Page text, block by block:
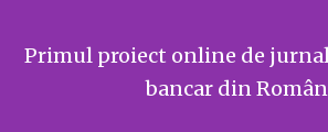
Primul proiect online de
bancar din